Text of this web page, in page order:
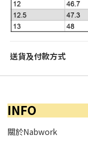
送貨及付款方式
INFO
關於Nabwork